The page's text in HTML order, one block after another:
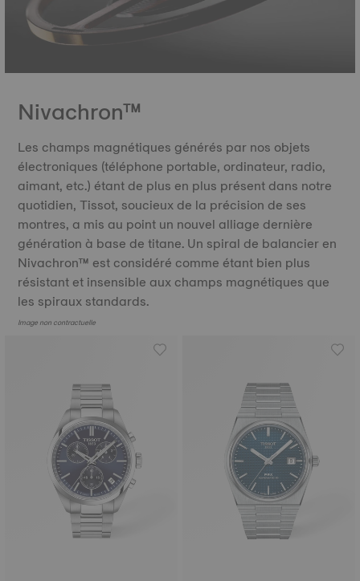
Nivachron™
Les champs magnétiques générés par nos objets
électroniques (téléphone portable, ordinateur, radio,
aimant, etc.) étant de plus en plus présent dans notre
quotidien, Tissot, soucieux de la précision de ses
montres, a mis au point un nouvel alliage dernière
génération à base de titane. Un spiral de balancier en
Nivachron™ est considéré comme étant bien plus
résistant et insensible aux champs magnétiques que
les spiraux standards.
Image non contractuelle